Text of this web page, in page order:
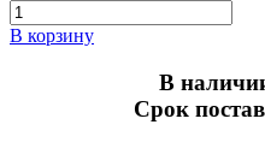
В корзину
В
Срок